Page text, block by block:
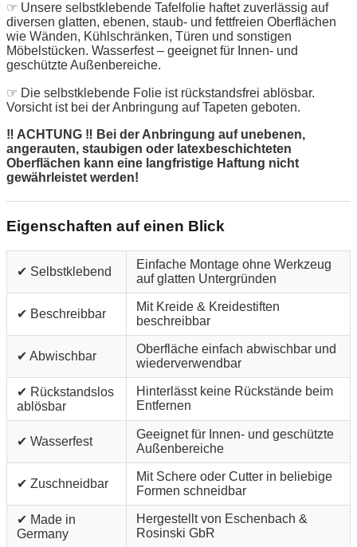
☞ Unsere selbstklebende Tafelfolie haftet zuverlässig auf
diversen glatten, ebenen, staub- und fettfreien Oberflächen
wie Wänden, Kühlschränken, Türen und sonstigen
Möbelstücken. Wasserfest – geeignet für Innen- und
geschützte Außenbereiche.
☞ Die selbstklebende Folie ist rückstandsfrei ablösbar.
Vorsicht ist bei der Anbringung auf Tapeten geboten.
‼ ACHTUNG ‼ Bei der Anbringung auf unebenen,
angerauten, staubigen oder latexbeschichteten
Oberflächen kann eine langfristige Haftung nicht
gewährleistet werden!
Eigenschaften auf einen Blick
✔ Selbstklebend
Einfache Montage ohne Werkzeug
auf glatten Untergründen
✔ Beschreibbar
Mit Kreide & Kreidestiften
beschreibbar
✔ Abwischbar
Oberfläche einfach abwischbar und
wiederverwendbar
✔ Rückstandslos
ablösbar
Hinterlässt keine Rückstände beim
Entfernen
✔ Wasserfest
Geeignet für Innen- und geschützte
Außenbereiche
✔ Zuschneidbar
Mit Schere oder Cutter in beliebige
Formen schneidbar
✔ Made in
Germany
Hergestellt von Eschenbach &
Rosinski GbR